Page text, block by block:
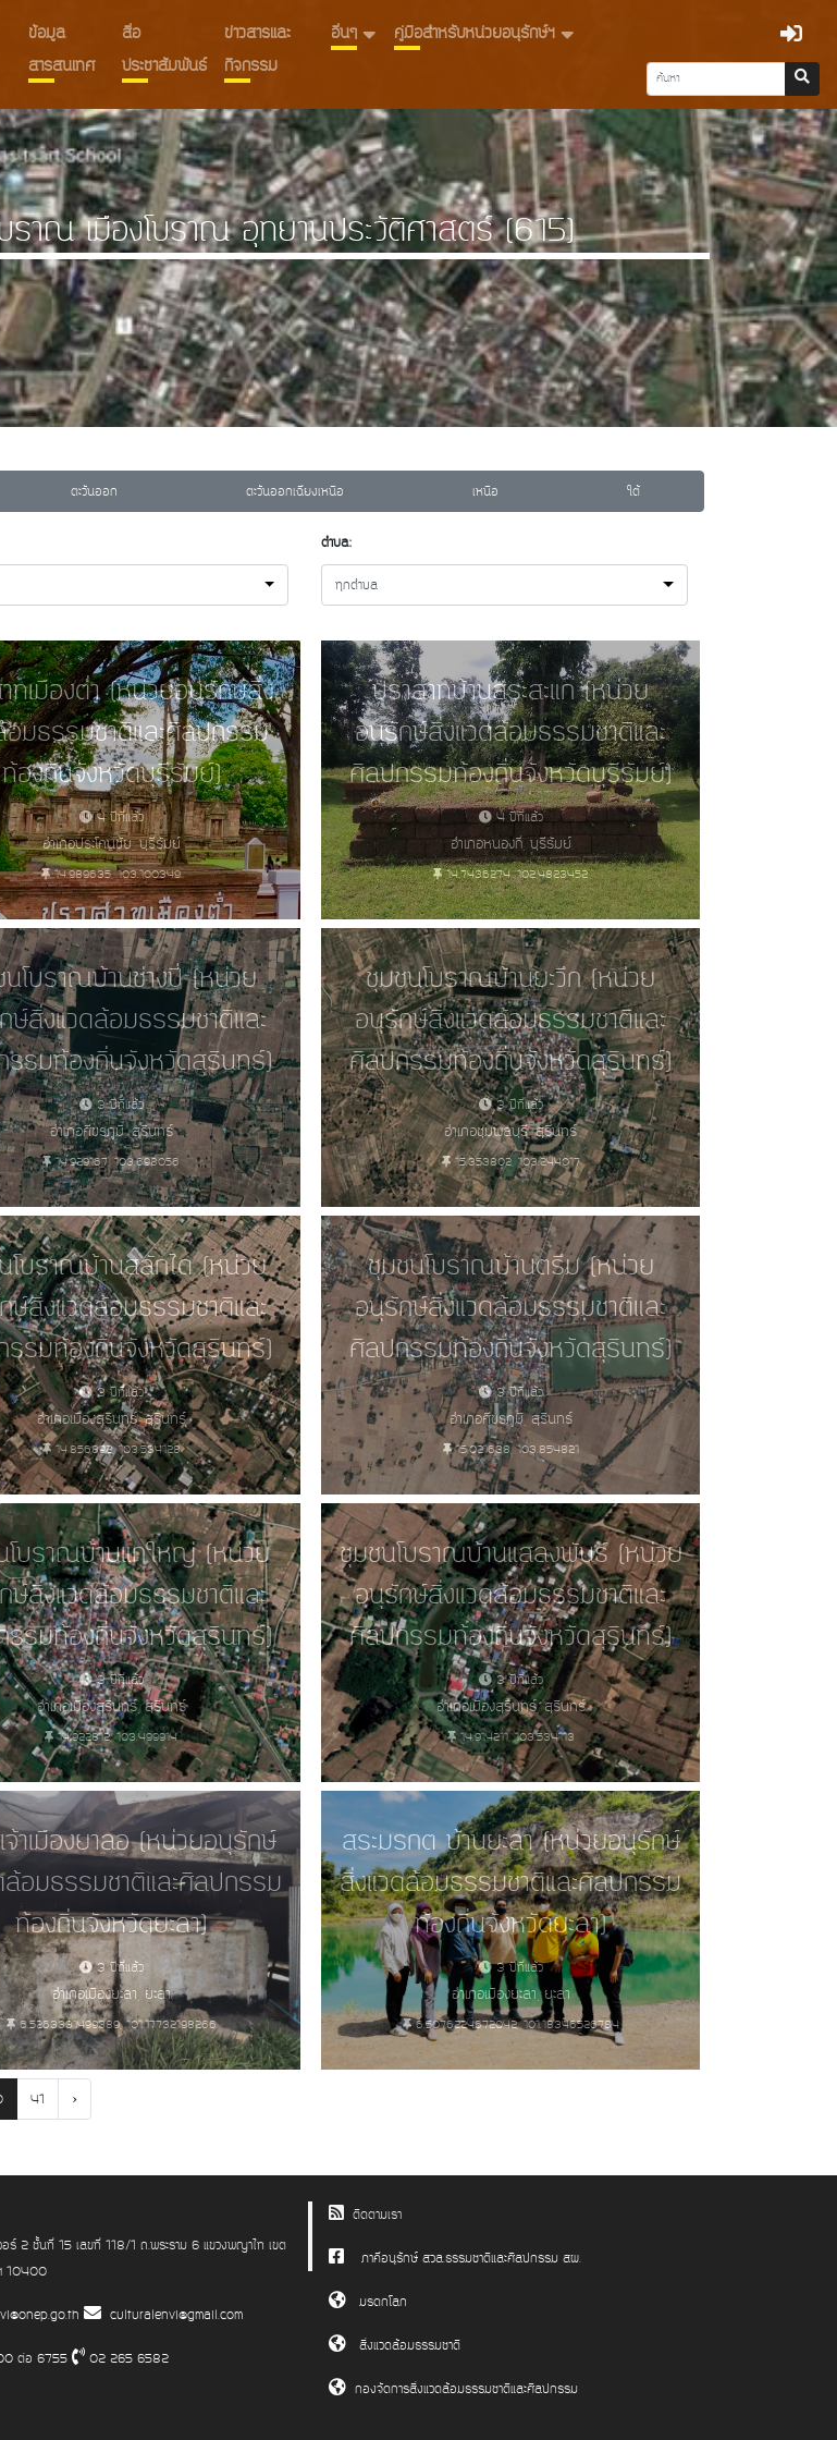
ข้อมูล
สารสนเทศ
สื่อ
ประชาสัมพันธ์
ข่าวสารและ
กิจกรรม
อื่นๆ คู่มือสำหรับหน่วยอนุรักษ์ฯ
ณ เมืองโบราณ อุทยานประวัติศาสตร์ (615)
ตะวันออก ตะวันออกเฉียงเหนือ เหนือ ใต้
ตำบล:
ทุกตำบล
ทเมืองต่ำ (หน่วยอนุรักษ์สิ่ง
อมธรรมชาติและศิลปกรรม
ท้องถิ่นจังหวัดบุรีรัมย์)
4 ปีที่แล้ว
อำเภอประโคนชัย, บุรีรัมย์
14.989635, 103.100349
ปราสาทบ้านสระสะแก (หน่วย
อนุรักษ์สิ่งแวดล้อมธรรมชาติและ
ศิลปกรรมท้องถิ่นจังหวัดบุรีรัมย์)
4 ปีที่แล้ว
อำเภอหนองกี่, บุรีรัมย์
14.7436274, 102.4823452
นโบราณบ้านช่างปี่ (หน่วย
ษ์สิ่งแวดล้อมธรรมชาติและ
รรมท้องถิ่นจังหวัดสุรินทร์)
3 ปีที่แล้ว
อำเภอศีขรภูมิ, สุรินทร์
14.929167, 103.698056
ชุมชนโบราณบ้านยะวึก (หน่วย
อนุรักษ์สิ่งแวดล้อมธรรมชาติและ
ศิลปกรรมท้องถิ่นจังหวัดสุรินทร์)
3 ปีที่แล้ว
อำเภอชุมพลบุรี, สุรินทร์
15.353802, 103.244017
โบราณบ้านสลักได (หน่วย
ษ์สิ่งแวดล้อมธรรมชาติและ
รรมท้องถิ่นจังหวัดสุรินทร์)
3 ปีที่แล้ว
อำเภอเมืองสุรินทร์, สุรินทร์
14.856892, 103.534128
ชุมชนโบราณบ้านตรึม (หน่วย
อนุรักษ์สิ่งแวดล้อมธรรมชาติและ
ศิลปกรรมท้องถิ่นจังหวัดสุรินทร์)
3 ปีที่แล้ว
อำเภอศีขรภูมิ, สุรินทร์
15.021638, 103.854821
โบราณบ้านแกใหญ่ (หน่วย
ษ์สิ่งแวดล้อมธรรมชาติและ
รรมท้องถิ่นจังหวัดสุรินทร์)
3 ปีที่แล้ว
อำเภอเมืองสุรินทร์, สุรินทร์
14.922812, 103.499914
ชุมชนโบราณบ้านแสลงพันธ์ (หน่วย
อนุรักษ์สิ่งแวดล้อมธรรมชาติและ
ศิลปกรรมท้องถิ่นจังหวัดสุรินทร์)
3 ปีที่แล้ว
อำเภอเมืองสุรินทร์, สุรินทร์
14.914211, 103.534113
เจ้าเมืองยาลอ (หน่วยอนุรักษ์
ล้อมธรรมชาติและศิลปกรรม
ท้องถิ่นจังหวัดยะลา)
3 ปีที่แล้ว
อำเภอเมืองยะลา, ยะลา
6.5263331499389, 101.17732198266
สระมรกต บ้านยะลา (หน่วยอนุรักษ์
สิ่งแวดล้อมธรรมชาติและศิลปกรรม
ท้องถิ่นจังหวัดยะลา)
3 ปีที่แล้ว
อำเภอเมืองยะลา, ยะลา
6.5076224672042, 101.18346526784
41 ›
อร์ 2 ชั้นที่ 15 เลขที่ 118/1 ถ.พระราม 6 แขวงพญาไท เขต
10400
culturalenvi@gmail.com
ต่อ 6755 02 265 6582
ติดตามเรา
ภาคีอนุรักษ์ สวล.ธรรมชาติและศิลปกรรม สผ.
มรดกโลก
สิ่งแวดล้อมธรรมชาติ
กองจัดการสิ่งแวดล้อมธรรมชาติและศิลปกรรม